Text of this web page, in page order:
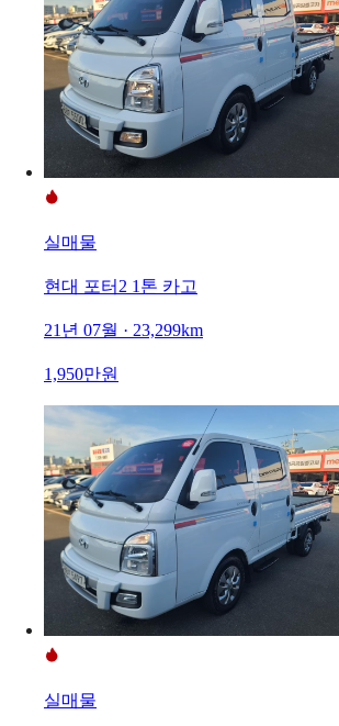
실매물
현대 포터2 1톤 카고
21년 07월 · 23,299km
1,950만원
실매물